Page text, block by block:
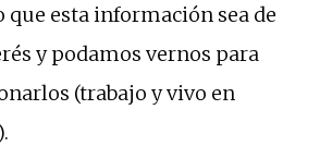
que esta información sea de
y podamos vernos para
(trabajo y vivo en